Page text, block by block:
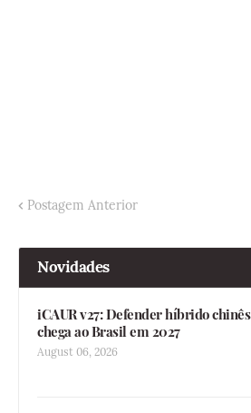
Postagem Anterior
Novidades
iCAUR v27: Defender híbrido chinês
chega ao Brasil em 2027
August 06, 2026